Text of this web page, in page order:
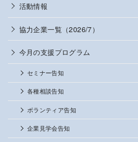
活動情報
協力企業一覧（2026/7）
今月の支援プログラム
セミナー告知
各種相談告知
ボランティア告知
企業見学会告知